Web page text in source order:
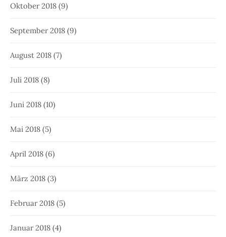
Oktober 2018 (9)
September 2018 (9)
August 2018 (7)
Juli 2018 (8)
Juni 2018 (10)
Mai 2018 (5)
April 2018 (6)
März 2018 (3)
Februar 2018 (5)
Januar 2018 (4)